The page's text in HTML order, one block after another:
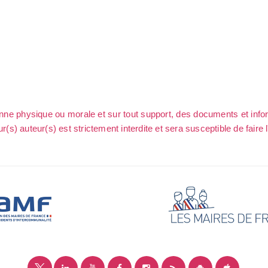
physique ou morale et sur tout support, des documents et
auteur(s) est strictement interdite et sera susceptible de faire